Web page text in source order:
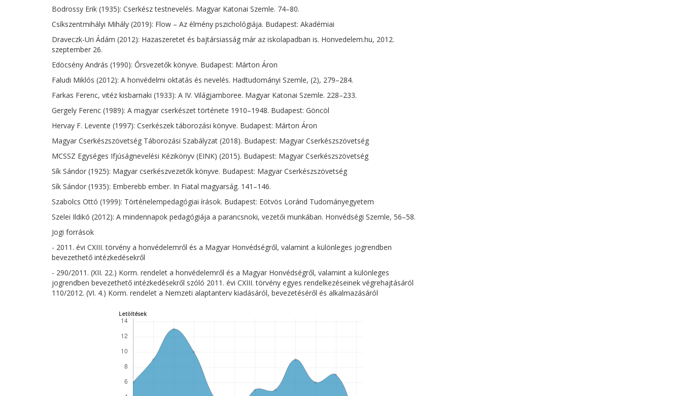
Bodrossy Erik (1935): Cserkész testnevelés. Magyar Katonai Szemle. 74–80.
Csíkszentmihályi Mihály (2019): Flow – Az élmény pszichológiája. Budapest: Akadémiai
Draveczk-Uri Ádám (2012): Hazaszeretet és bajtársiasság már az iskolapadban is. Honvedelem.hu, 2012.
szeptember 26.
Edöcsény András (1990): Őrsvezetők könyve. Budapest: Márton Áron
Faludi Miklós (2012): A honvédelmi oktatás és nevelés. Hadtudományi Szemle, (2), 279–284.
Farkas Ferenc, vitéz kisbarnaki (1933): A IV. Világjamboree. Magyar Katonai Szemle. 228–233.
Gergely Ferenc (1989): A magyar cserkészet története 1910–1948. Budapest: Göncöl
Hervay F. Levente (1997): Cserkészek táborozási könyve. Budapest: Márton Áron
Magyar Cserkészszövetség Táborozási Szabályzat (2018). Budapest: Magyar Cserkészszövetség
MCSSZ Egységes Ifjúságnevelési Kézikönyv (EINK) (2015). Budapest: Magyar Cserkészszövetség
Sík Sándor (1925): Magyar cserkészvezetők könyve. Budapest: Magyar Cserkészszövetség
Sík Sándor (1935): Emberebb ember. In Fiatal magyarság. 141–146.
Szabolcs Ottó (1999): Történelempedagógiai írások. Budapest: Eötvös Loránd Tudományegyetem
Szelei Ildikó (2012): A mindennapok pedagógiája a parancsnoki, vezetői munkában. Honvédségi Szemle, 56–58.
Jogi források
- 2011. évi CXIII. törvény a honvédelemről és a Magyar Honvédségről, valamint a különleges jogrendben
bevezethető intézkedésekről
- 290/2011. (XII. 22.) Korm. rendelet a honvédelemről és a Magyar Honvédségről, valamint a különleges
jogrendben bevezethető intézkedésekről szóló 2011. évi CXIII. törvény egyes rendelkezéseinek végrehajtásáról
110/2012. (VI. 4.) Korm. rendelet a Nemzeti alaptanterv kiadásáról, bevezetéséről és alkalmazásáról
Letöltések